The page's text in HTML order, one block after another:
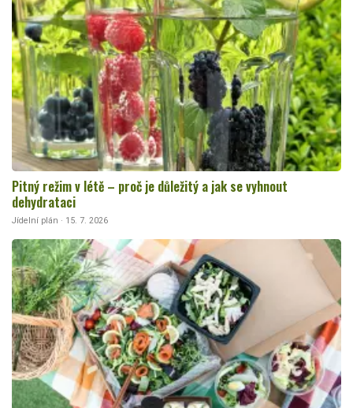
Pitný režim v létě – proč je důležitý a jak se vyhnout
dehydrataci
Jídelní plán · 15. 7. 2026